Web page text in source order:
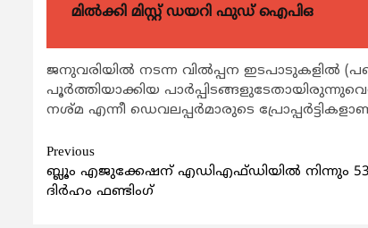
മിൽക്കി മിസ്റ്റ് ഡയറി ഫുഡ് ഐപിഒ
ജനുവരിയില്‍ നടന്ന വില്‍പ്പന ഇടപാടുകളില്‍
പൂര്‍ത്തിയാക്കിയ പാര്‍പ്പിടങ്ങളുടേതായിരുന്നുവെ
നശ്മ എന്നീ ഡെവലപ്പര്‍മാരുടെ
Continue
Reading
Previous
ബ്ലൂം എജുക്കേഷന് എഡിഎഫ്ഡിയില്‍ നിന്നും 53
ദിര്‍ഹം ഫണ്ടിംഗ്